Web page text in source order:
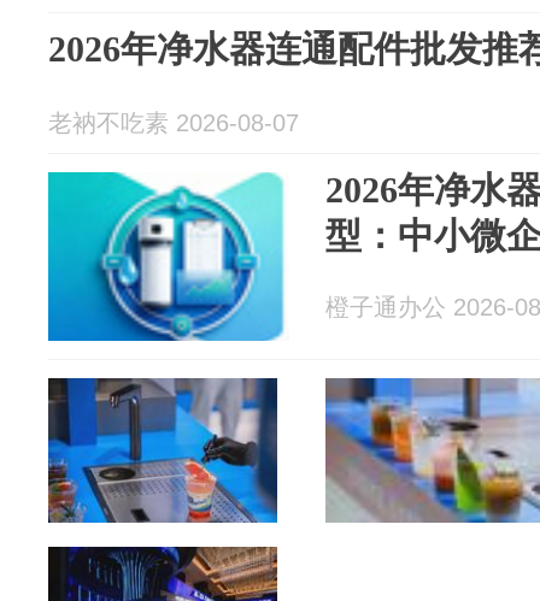
2026年净水器连通配件批发推
老衲不吃素 2026-08-07
2026年净水
型：中小微
橙子通办公 2026-